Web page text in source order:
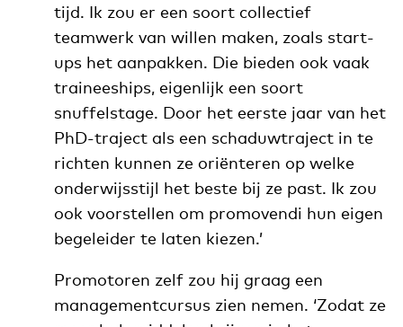
tijd. Ik zou er een soort collectief
teamwerk van willen maken, zoals start-
ups het aanpakken. Die bieden ook vaak
traineeships, eigenlijk een soort
snuffelstage. Door het eerste jaar van het
PhD-traject als een schaduwtraject in te
richten kunnen ze oriënteren op welke
onderwijsstijl het beste bij ze past. Ik zou
ook voorstellen om promovendi hun eigen
begeleider te laten kiezen.’
Promotoren zelf zou hij graag een
managementcursus zien nemen. ‘Zodat ze